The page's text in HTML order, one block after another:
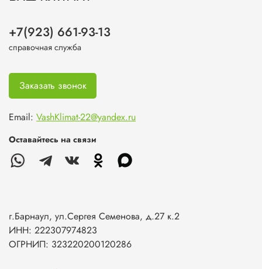
+7(923) 661-93-13
справочная служба
Заказать звонок
Email: VashKlimat-22@yandex.ru
Оставайтесь на связи
г.Барнаул, ул.Сергея Семенова, д.27 к.2
ИНН: 222307974823
ОГРНИП: 323220200120286